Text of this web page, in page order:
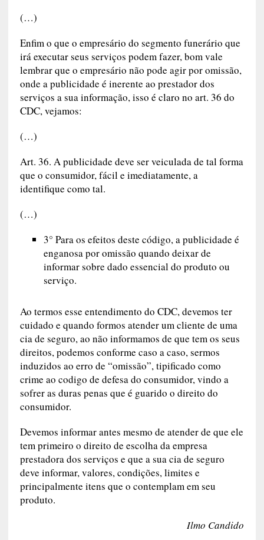
(…)
Enfim o que o empresário do segmento funerário que
irá executar seus serviços podem fazer, bom vale
lembrar que o empresário não pode agir por omissão,
onde a publicidade é inerente ao prestador dos
serviços a sua informação, isso é claro no art. 36 do
CDC, vejamos:
(…)
Art. 36. A publicidade deve ser veiculada de tal forma
que o consumidor, fácil e imediatamente, a
identifique como tal.
(…)
3° Para os efeitos deste código, a publicidade é
enganosa por omissão quando deixar de
informar sobre dado essencial do produto ou
serviço.
Ao termos esse entendimento do CDC, devemos ter
cuidado e quando formos atender um cliente de uma
cia de seguro, ao não informamos de que tem os seus
direitos, podemos conforme caso a caso, sermos
induzidos ao erro de “omissão”, tipificado como
crime ao codigo de defesa do consumidor, vindo a
sofrer as duras penas que é guarido o direito do
consumidor.
Devemos informar antes mesmo de atender de que ele
tem primeiro o direito de escolha da empresa
prestadora dos serviços e que a sua cia de seguro
deve informar, valores, condições, limites e
principalmente itens que o contemplam em seu
produto.
Ilmo Candido